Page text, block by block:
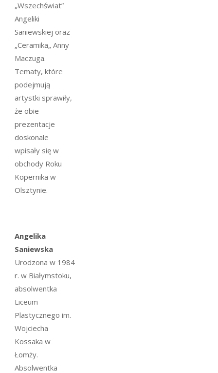
„Wszechświat”
Angeliki
Saniewskiej oraz
„Ceramika„ Anny
Maczuga.
Tematy, które
podejmują
artystki sprawiły,
że obie
prezentacje
doskonale
wpisały się w
obchody Roku
Kopernika w
Olsztynie.
Angelika
Saniewska
Urodzona w 1984
r. w Białymstoku,
absolwentka
Liceum
Plastycznego im.
Wojciecha
Kossaka w
Łomży.
Absolwentka